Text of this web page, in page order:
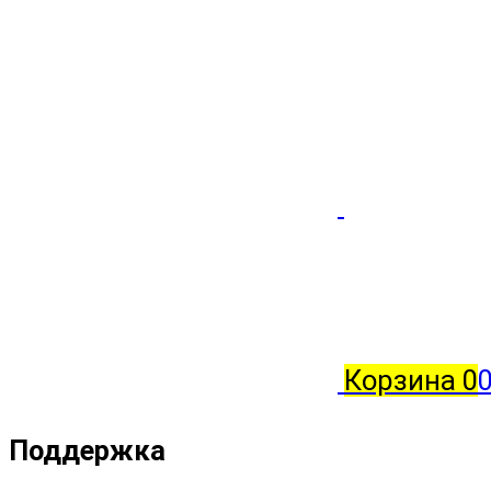
Корзина 0
Поддержка